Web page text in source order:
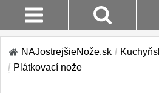
Stav
Objednávky
Akcia!
Kuchyňské nôže
NAJostrejšieNože.sk /
/ Plátkovací nože